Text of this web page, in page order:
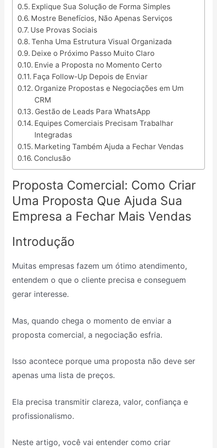
Explique Sua Solução de Forma Simples
Mostre Benefícios, Não Apenas Serviços
Use Provas Sociais
Tenha Uma Estrutura Visual Organizada
Deixe o Próximo Passo Muito Claro
Envie a Proposta no Momento Certo
Faça Follow-Up Depois de Enviar
Organize Propostas e Negociações em Um
CRM
Gestão de Leads Para WhatsApp
Equipes Comerciais Precisam Trabalhar
Integradas
Marketing Também Ajuda a Fechar Vendas
Conclusão
Proposta Comercial: Como Criar
Uma Proposta Que Ajuda Sua
Empresa a Fechar Mais Vendas
Introdução
Muitas empresas fazem um ótimo atendimento,
entendem o que o cliente precisa e conseguem
gerar interesse.
Mas, quando chega o momento de enviar a
proposta comercial, a negociação esfria.
Isso acontece porque uma proposta não deve ser
apenas uma lista de preços.
Ela precisa transmitir clareza, valor, confiança e
profissionalismo.
Neste artigo, você vai entender como criar